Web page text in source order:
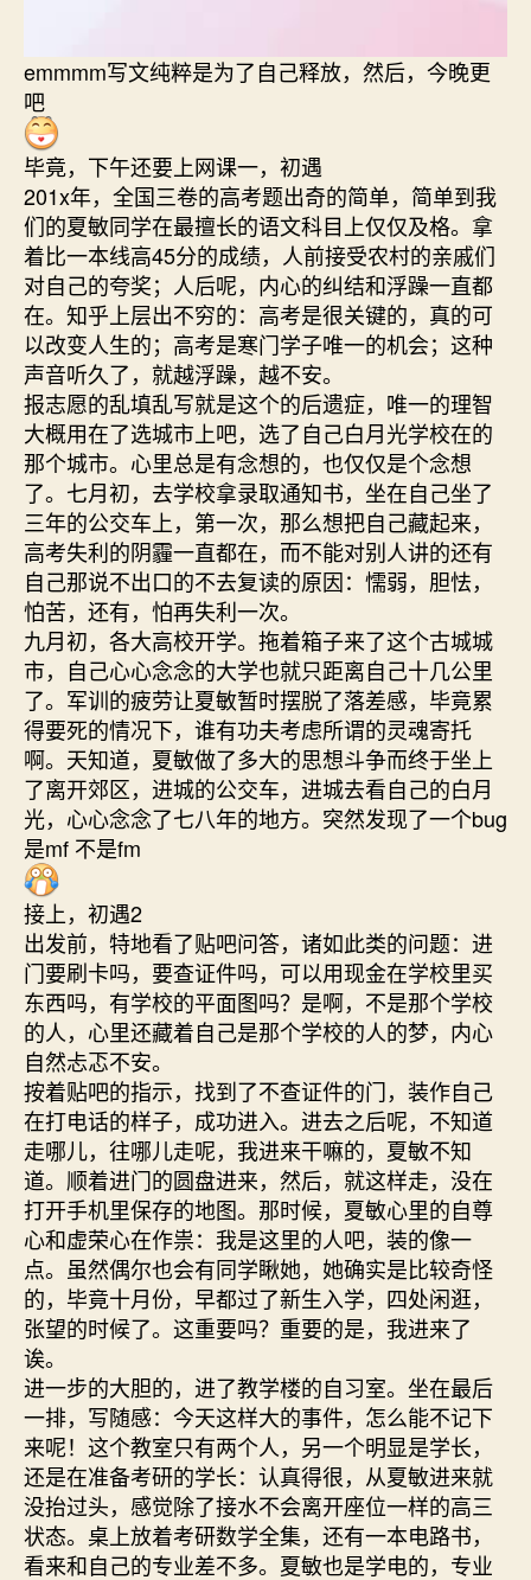
emmmm写文纯粹是为了自己释放，然后，今晚更
吧
毕竟，下午还要上网课一，初遇
201x年，全国三卷的高考题出奇的简单，简单到我
们的夏敏同学在最擅长的语文科目上仅仅及格。拿
着比一本线高45分的成绩，人前接受农村的亲戚们
对自己的夸奖；人后呢，内心的纠结和浮躁一直都
在。知乎上层出不穷的：高考是很关键的，真的可
以改变人生的；高考是寒门学子唯一的机会；这种
声音听久了，就越浮躁，越不安。
报志愿的乱填乱写就是这个的后遗症，唯一的理智
大概用在了选城市上吧，选了自己白月光学校在的
那个城市。心里总是有念想的，也仅仅是个念想
了。七月初，去学校拿录取通知书，坐在自己坐了
三年的公交车上，第一次，那么想把自己藏起来，
高考失利的阴霾一直都在，而不能对别人讲的还有
自己那说不出口的不去复读的原因：懦弱，胆怯，
怕苦，还有，怕再失利一次。
九月初，各大高校开学。拖着箱子来了这个古城城
市，自己心心念念的大学也就只距离自己十几公里
了。军训的疲劳让夏敏暂时摆脱了落差感，毕竟累
得要死的情况下，谁有功夫考虑所谓的灵魂寄托
啊。天知道，夏敏做了多大的思想斗争而终于坐上
了离开郊区，进城的公交车，进城去看自己的白月
光，心心念念了七八年的地方。突然发现了一个bug
是mf 不是fm
接上，初遇2
出发前，特地看了贴吧问答，诸如此类的问题：进
门要刷卡吗，要查证件吗，可以用现金在学校里买
东西吗，有学校的平面图吗？是啊，不是那个学校
的人，心里还藏着自己是那个学校的人的梦，内心
自然忐忑不安。
按着贴吧的指示，找到了不查证件的门，装作自己
在打电话的样子，成功进入。进去之后呢，不知道
走哪儿，往哪儿走呢，我进来干嘛的，夏敏不知
道。顺着进门的圆盘进来，然后，就这样走，没在
打开手机里保存的地图。那时候，夏敏心里的自尊
心和虚荣心在作祟：我是这里的人吧，装的像一
点。虽然偶尔也会有同学瞅她，她确实是比较奇怪
的，毕竟十月份，早都过了新生入学，四处闲逛，
张望的时候了。这重要吗？重要的是，我进来了
诶。
进一步的大胆的，进了教学楼的自习室。坐在最后
一排，写随感：今天这样大的事件，怎么能不记下
来呢！这个教室只有两个人，另一个明显是学长，
还是在准备考研的学长：认真得很，从夏敏进来就
没抬过头，感觉除了接水不会离开座位一样的高三
状态。桌上放着考研数学全集，还有一本电路书，
看来和自己的专业差不多。夏敏也是学电的，专业